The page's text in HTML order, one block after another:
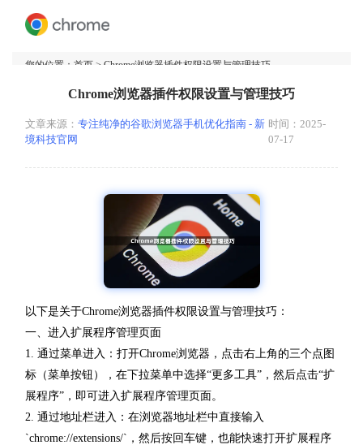
您的位置： 首页 > Chrome浏览器插件权限设置与管理技巧
Chrome浏览器插件权限设置与管理技巧
文章来源： 专注纯净的谷歌浏览器手机优化指南 - 新
境科技官网
时间：2025-
07-17
以下是关于Chrome浏览器插件权限设置与管理技巧：
一、进入扩展程序管理页面
1. 通过菜单进入：打开Chrome浏览器，点击右上角的三个点图
标（菜单按钮），在下拉菜单中选择“更多工具”，然后点击“扩
展程序”，即可进入扩展程序管理页面。
2. 通过地址栏进入：在浏览器地址栏中直接输入
`chrome://extensions/`，然后按回车键，也能快速打开扩展程序